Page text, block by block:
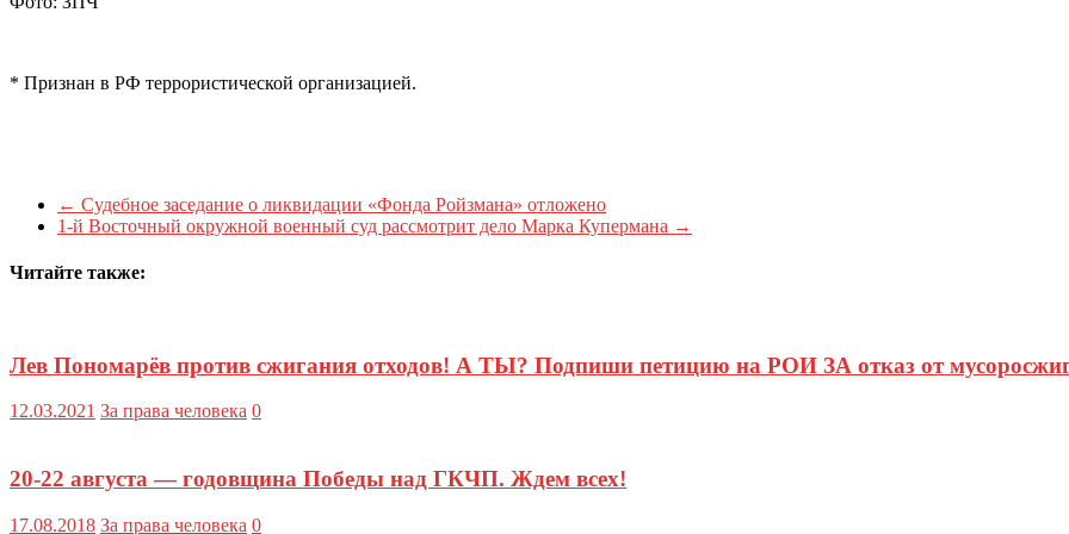
* Признан в РФ террористической организацией.
← Судебное заседание о ликвидации «Фонда Ройзмана» отложено
1-й Восточный окружной военный суд рассмотрит дело Марка Купермана →
Читайте также:
Лев Пономарёв против сжигания отходов! А ТЫ? Подпиши петицию на РОИ ЗА отказ от
12.03.2021 За права человека 0
20-22 августа — годовщина Победы над ГКЧП. Ждем всех!
17.08.2018 За права человека 0